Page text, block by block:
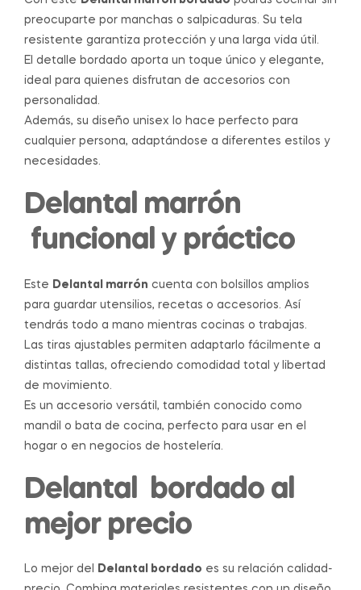
preocuparte por manchas o salpicaduras. Su tela
resistente garantiza protección y una larga vida útil.
El detalle bordado aporta un toque único y elegante,
ideal para quienes disfrutan de accesorios con
personalidad.
Además, su diseño unisex lo hace perfecto para
cualquier persona, adaptándose a diferentes estilos y
necesidades.
Delantal marrón
funcional y práctico
Este Delantal marrón cuenta con bolsillos amplios
para guardar utensilios, recetas o accesorios. Así
tendrás todo a mano mientras cocinas o trabajas.
Las tiras ajustables permiten adaptarlo fácilmente a
distintas tallas, ofreciendo comodidad total y libertad
de movimiento.
Es un accesorio versátil, también conocido como
mandil o bata de cocina, perfecto para usar en el
hogar o en negocios de hostelería.
Delantal bordado al
mejor precio
Lo mejor del Delantal bordado es su relación calidad-